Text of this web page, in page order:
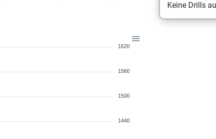
1620
1560
1500
1440
Keine Drills